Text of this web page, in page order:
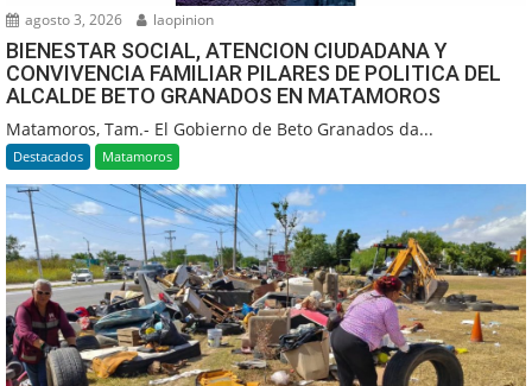
agosto 3, 2026 laopinion
BIENESTAR SOCIAL, ATENCION CIUDADANA Y
CONVIVENCIA FAMILIAR PILARES DE POLITICA DEL
ALCALDE BETO GRANADOS EN MATAMOROS
Matamoros, Tam.- El Gobierno de Beto Granados da...
Destacados Matamoros